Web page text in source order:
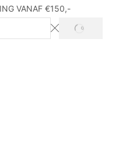
VANAF €150,-
SEARCH